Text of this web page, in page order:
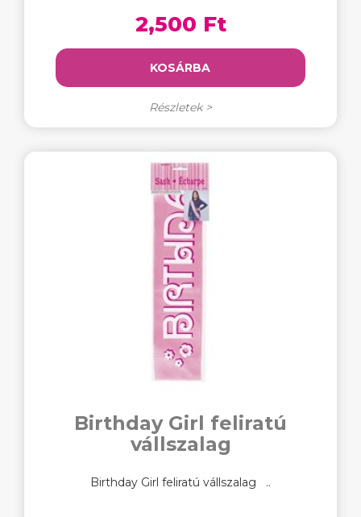
2,500 Ft
KOSÁRBA
Részletek >
Birthday Girl feliratú
vállszalag
Birthday Girl feliratú vállszalag ..